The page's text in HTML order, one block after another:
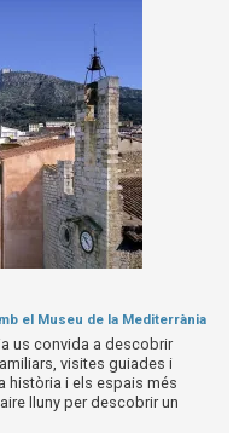
el Museu de la Mediterrània
us convida a descobrir
visites guiades i
història i els espais més
lluny per descobrir un